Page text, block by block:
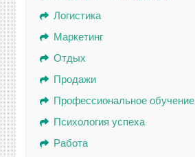
Логистика
Маркетинг
Отдых
Продажи
Профессиональное обучение
Психология успеха
Работа